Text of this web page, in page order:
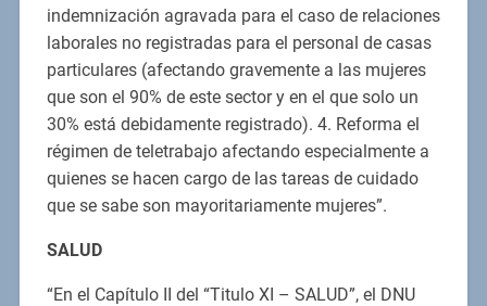
indemnización agravada para el caso de relaciones
laborales no registradas para el personal de casas
particulares (afectando gravemente a las mujeres
que son el 90% de este sector y en el que solo un
30% está debidamente registrado). 4. Reforma el
régimen de teletrabajo afectando especialmente a
quienes se hacen cargo de las tareas de cuidado
que se sabe son mayoritariamente mujeres”.
SALUD
“En el Capítulo II del “Titulo XI – SALUD”, el DNU